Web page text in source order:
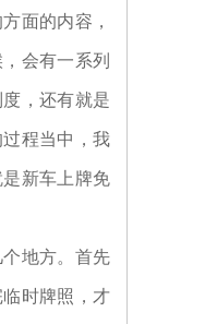
面的内容，
会有一系列
，还有就是
程当中，我
新车上牌免
地方。首先
时牌照，才